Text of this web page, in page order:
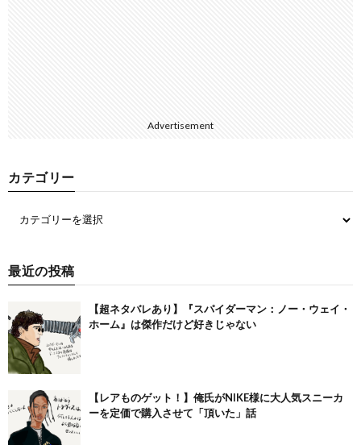
Advertisement
カテゴリー
最近の投稿
【超ネタバレあり】『スパイダーマン：ノー・ウェイ・
ホーム』は傑作だけど好きじゃない
【レアものゲット！】俺氏がNIKE様に大人気スニーカ
ーを定価で購入させて「頂いた」話